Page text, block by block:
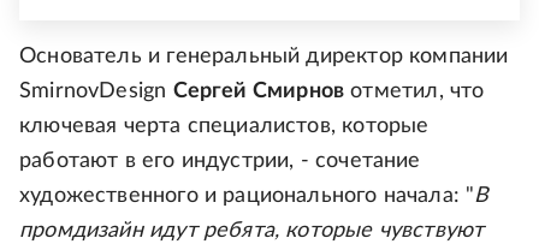
Основатель и генеральный директор компании
SmirnovDesign Сергей Смирнов отметил, что
ключевая черта специалистов, которые
работают в его индустрии, - сочетание
художественного и рационального начала: "В
промдизайн идут ребята, которые чувствуют